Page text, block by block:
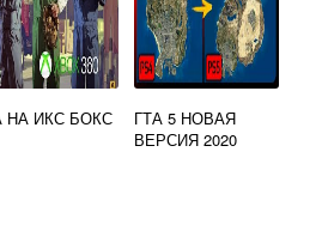
НА ИКС БОКС
ГТА 5 НОВАЯ
ВЕРСИЯ 2020